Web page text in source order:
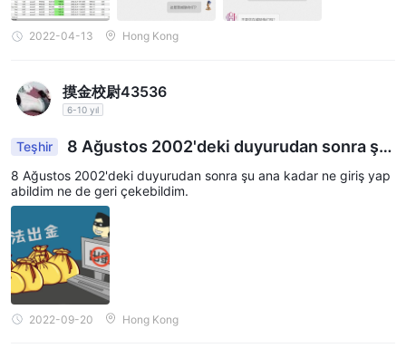
2022-04-13 Hong Kong
摸金校尉43536
6-10 yıl
Teşhir
8 Ağustos 2002'deki duyurudan sonra şu
ana kadar giriş yapamadım.
8 Ağustos 2002'deki duyurudan sonra şu ana kadar ne giriş yap
abildim ne de geri çekebildim.
2022-09-20 Hong Kong